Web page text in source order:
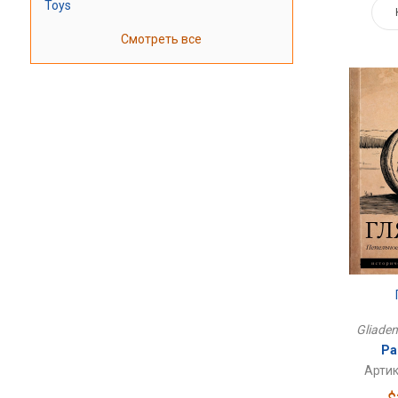
Toys
Смотреть все